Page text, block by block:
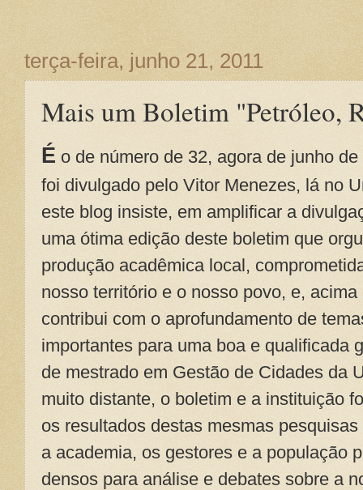
terça-feira, junho 21, 2011
Mais um Boletim "Petróleo,
É o de número de 32, agora de junho
foi divulgado pelo Vitor Menezes, lá no
este blog insiste, em amplificar a
uma ótima edição deste boletim que
produção acadêmica local,
nosso território e o nosso povo, e, acima
contribui com o aprofundamento de
importantes para uma boa e qualificada
de mestrado em Gestão de Cidades da
muito distante, o boletim e a instituição
os resultados destas mesmas
a academia, os gestores e a população
densos para análise e debates sobre a